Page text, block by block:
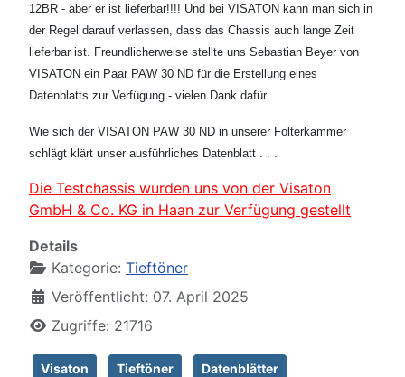
12BR - aber er ist lieferbar!!!! Und bei VISATON kann man sich in
der Regel darauf verlassen, dass das Chassis auch lange Zeit
lieferbar ist. Freundlicherweise stellte uns Sebastian Beyer von
VISATON ein Paar PAW 30 ND für die Erstellung eines
Datenblatts zur Verfügung - vielen Dank dafür.
Wie sich der VISATON PAW 30 ND in unserer Folterkammer
schlägt klärt unser ausführliches Datenblatt . . .
Die Testchassis wurden uns von der Visaton
GmbH & Co. KG in Haan zur Verfügung gestellt
Details
Kategorie: Tieftöner
Veröffentlicht: 07. April 2025
Zugriffe: 21716
Visaton Tieftöner Datenblätter